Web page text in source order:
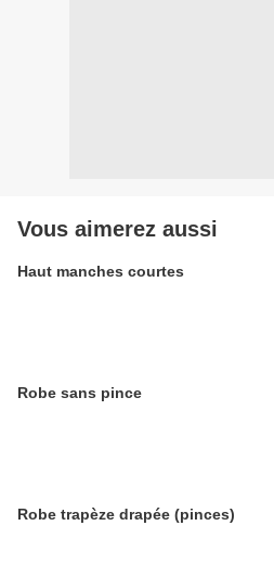
Vous aimerez aussi
Haut manches courtes
Robe sans pince
Robe trapèze drapée (pinces)